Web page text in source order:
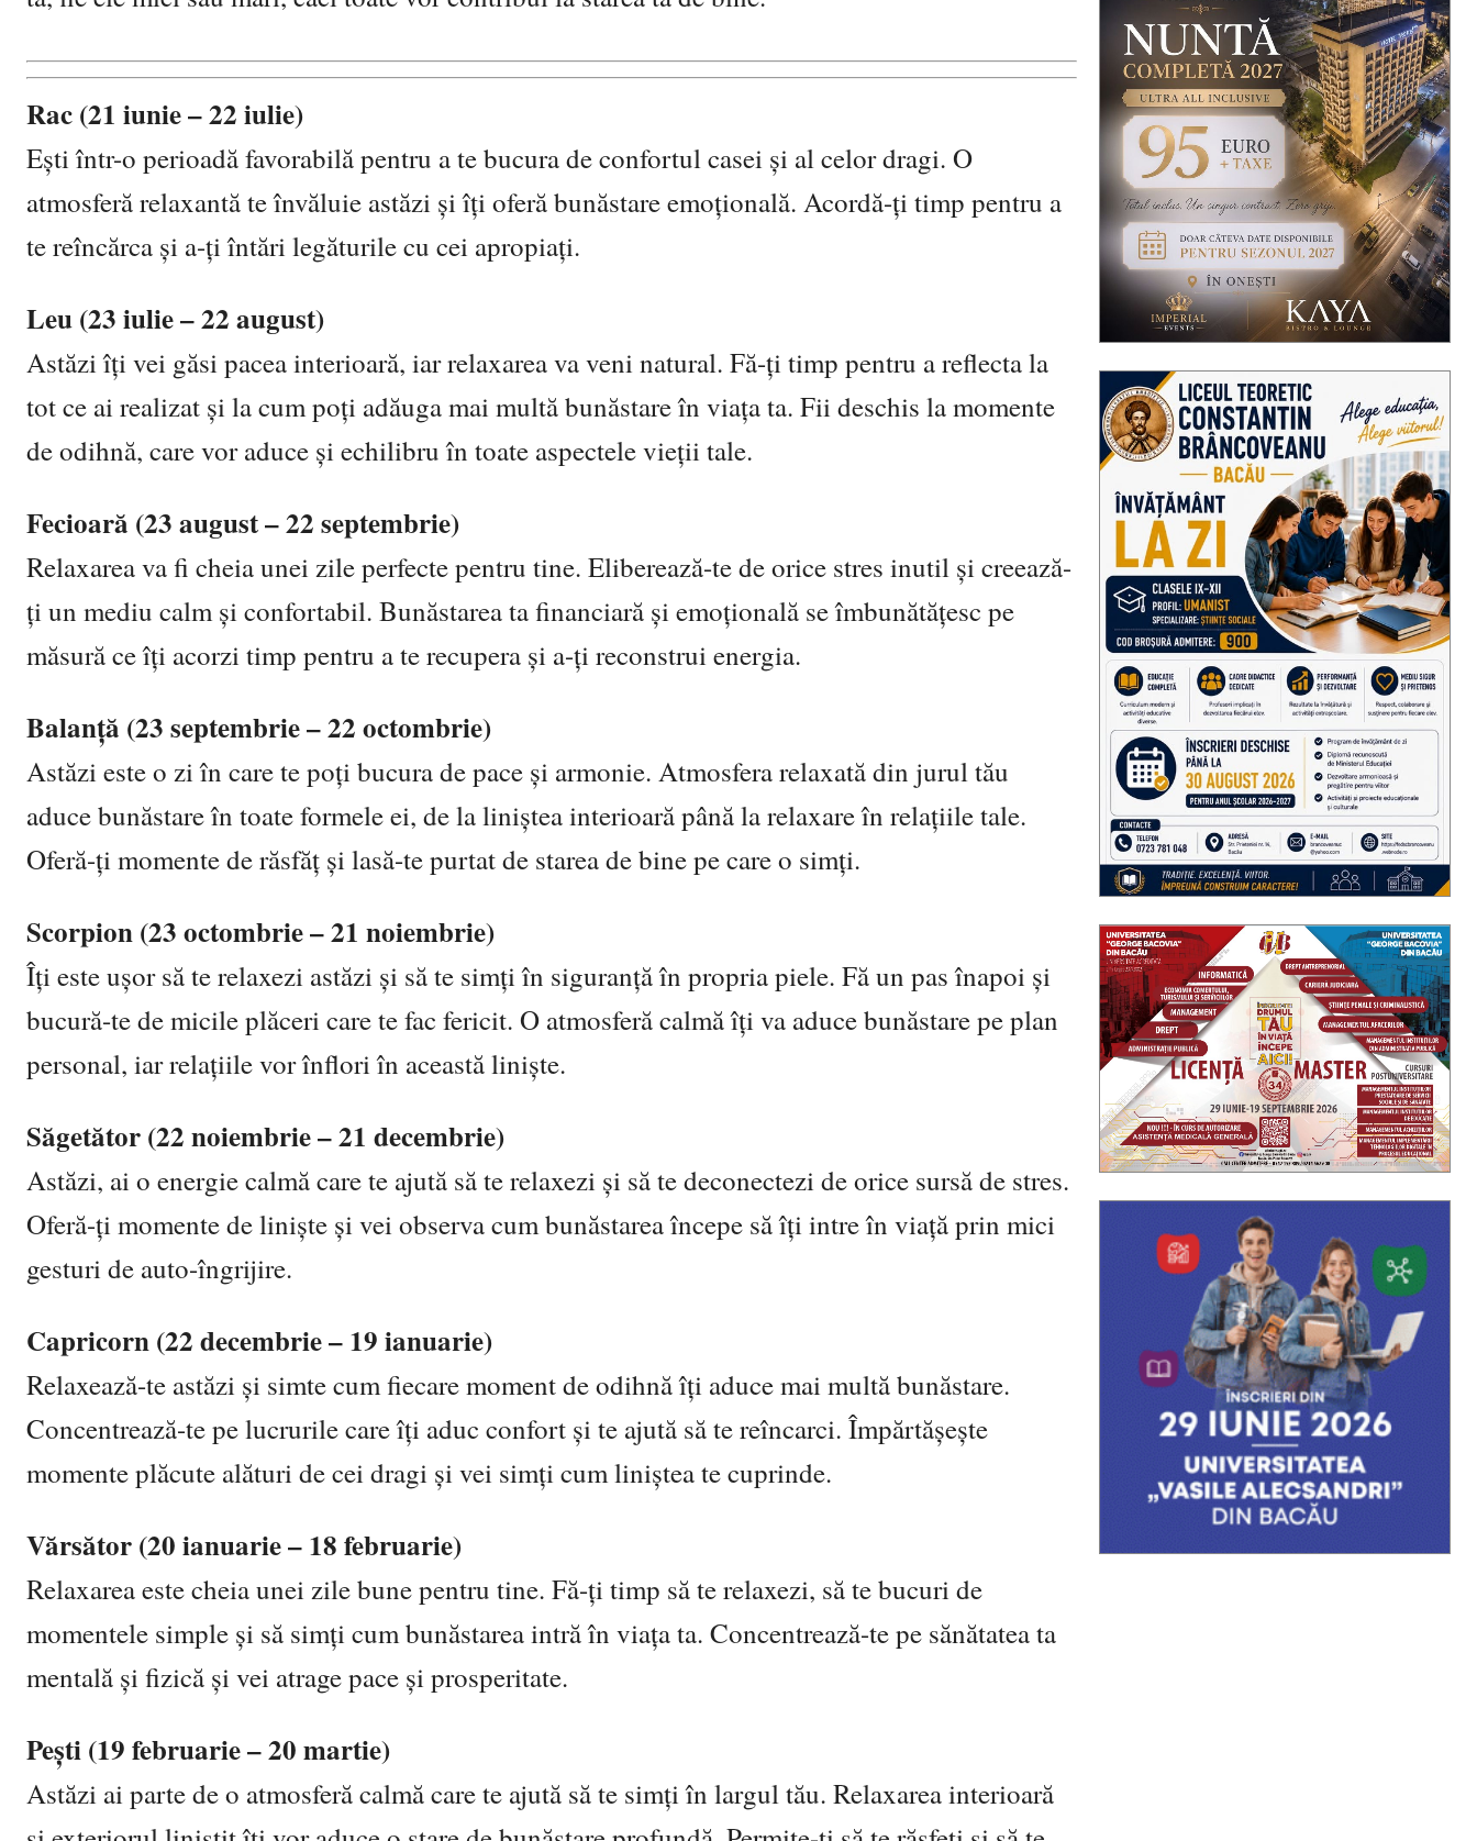
Rac (21 iunie – 22 iulie)
Ești într-o perioadă favorabilă pentru a te bucura de confortul casei și al celor dragi. O
atmosferă relaxantă te învăluie astăzi și îți oferă bunăstare emoțională. Acordă-ți timp pentru a
te reîncărca și a-ți întări legăturile cu cei apropiați.
Leu (23 iulie – 22 august)
Astăzi îți vei găsi pacea interioară, iar relaxarea va veni natural. Fă-ți timp pentru a reflecta la
tot ce ai realizat și la cum poți adăuga mai multă bunăstare în viața ta. Fii deschis la momente
de odihnă, care vor aduce și echilibru în toate aspectele vieții tale.
Fecioară (23 august – 22 septembrie)
Relaxarea va fi cheia unei zile perfecte pentru tine. Eliberează-te de orice stres inutil și creează-
ți un mediu calm și confortabil. Bunăstarea ta financiară și emoțională se îmbunătățesc pe
măsură ce îți acorzi timp pentru a te recupera și a-ți reconstrui energia.
Balanță (23 septembrie – 22 octombrie)
Astăzi este o zi în care te poți bucura de pace și armonie. Atmosfera relaxată din jurul tău
aduce bunăstare în toate formele ei, de la liniștea interioară până la relaxare în relațiile tale.
Oferă-ți momente de răsfăț și lasă-te purtat de starea de bine pe care o simți.
Scorpion (23 octombrie – 21 noiembrie)
Îți este ușor să te relaxezi astăzi și să te simți în siguranță în propria piele. Fă un pas înapoi și
bucură-te de micile plăceri care te fac fericit. O atmosferă calmă îți va aduce bunăstare pe plan
personal, iar relațiile vor înflori în această liniște.
Săgetător (22 noiembrie – 21 decembrie)
Astăzi, ai o energie calmă care te ajută să te relaxezi și să te deconectezi de orice sursă de stres.
Oferă-ți momente de liniște și vei observa cum bunăstarea începe să îți intre în viață prin mici
gesturi de auto-îngrijire.
Capricorn (22 decembrie – 19 ianuarie)
Relaxează-te astăzi și simte cum fiecare moment de odihnă îți aduce mai multă bunăstare.
Concentrează-te pe lucrurile care îți aduc confort și te ajută să te reîncarci. Împărtășește
momente plăcute alături de cei dragi și vei simți cum liniștea te cuprinde.
Vărsător (20 ianuarie – 18 februarie)
Relaxarea este cheia unei zile bune pentru tine. Fă-ți timp să te relaxezi, să te bucuri de
momentele simple și să simți cum bunăstarea intră în viața ta. Concentrează-te pe sănătatea ta
mentală și fizică și vei atrage pace și prosperitate.
Pești (19 februarie – 20 martie)
Astăzi ai parte de o atmosferă calmă care te ajută să te simți în largul tău. Relaxarea interioară